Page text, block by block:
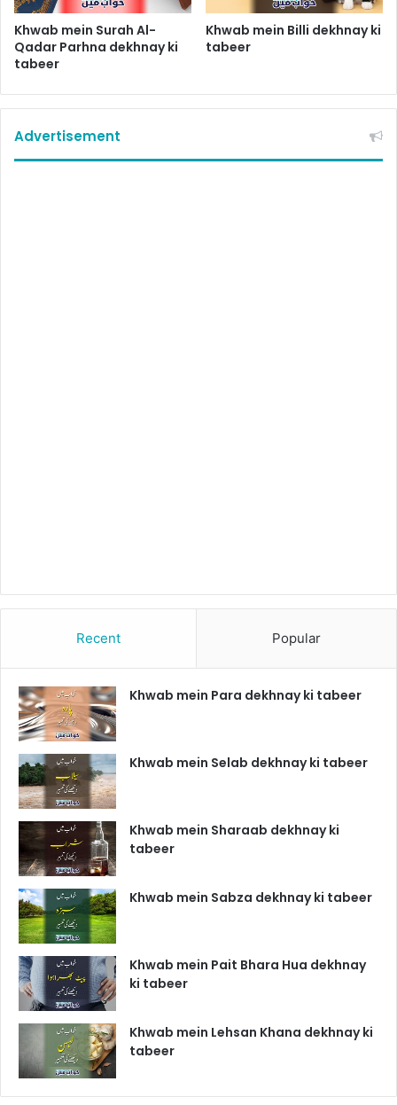
Khwab mein Surah Al-
Qadar Parhna dekhnay ki
tabeer
Khwab mein Billi dekhnay ki
tabeer
Advertisement
Recent Popular
Khwab mein Para dekhnay ki tabeer
Khwab mein Selab dekhnay ki tabeer
Khwab mein Sharaab dekhnay ki
tabeer
Khwab mein Sabza dekhnay ki tabeer
Khwab mein Pait Bhara Hua dekhnay
ki tabeer
Khwab mein Lehsan Khana dekhnay ki
tabeer